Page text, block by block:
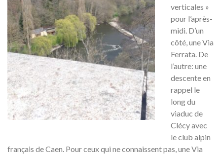
verticales »
pour l’après-
midi. D’un
côté, une Via
Ferrata. De
l’autre: une
descente en
rappel le
long du
viaduc de
Clécy avec
le club alpin
français de Caen. Pour ceux qui ne connaissent pas, une Via